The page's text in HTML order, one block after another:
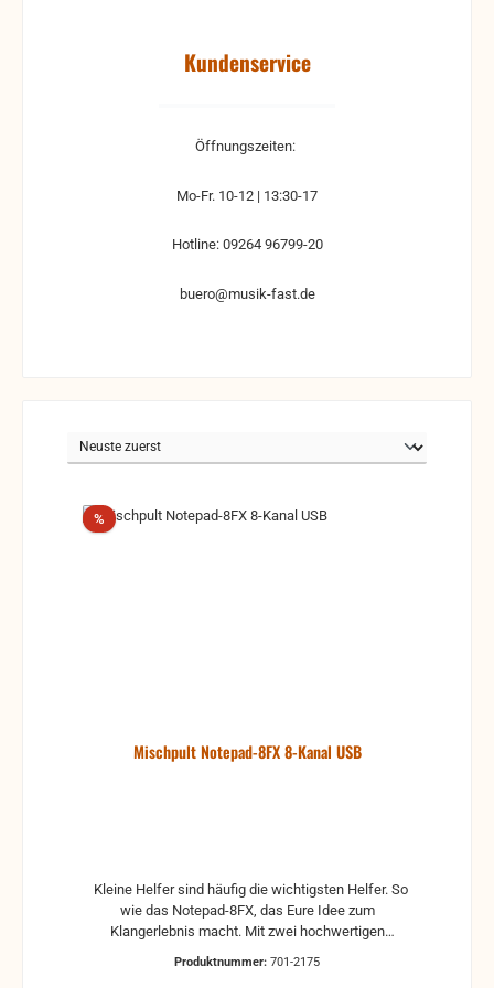
Kundenservice
Öffnungszeiten:
Mo-Fr. 10-12 | 13:30-17
Hotline: 09264 96799-20
buero@musik-fast.de
%Rabatt
Mischpult Notepad-8FX 8-Kanal USB
wie das Notepad-8FX, das Eure Idee zum
Klangerlebnis macht. Mit zwei hochwertigen
Produktnummer: 701-2175